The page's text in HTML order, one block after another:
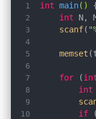
int main()
int
scanf(
memset
for (
int
if